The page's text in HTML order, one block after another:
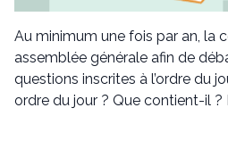
Au minimum une fois par an, la
assemblée générale afin de
questions inscrites à l’ordre du
ordre du jour ? Que contient-il ?